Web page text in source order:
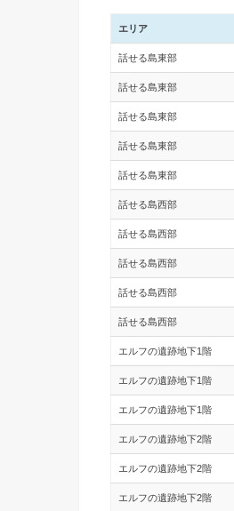
エリア
話せる島東部
話せる島東部
話せる島東部
話せる島東部
話せる島東部
話せる島西部
話せる島西部
話せる島西部
話せる島西部
話せる島西部
エルフの遺跡地下1階
エルフの遺跡地下1階
エルフの遺跡地下1階
エルフの遺跡地下2階
エルフの遺跡地下2階
エルフの遺跡地下2階